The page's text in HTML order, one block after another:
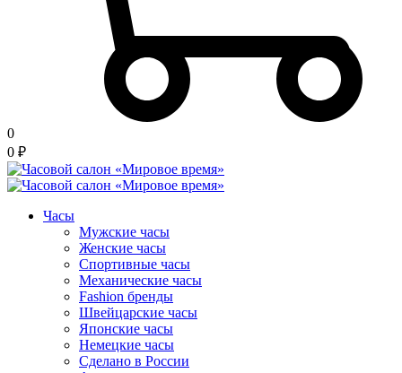
0
0 ₽
Часы
Мужские часы
Женские часы
Спортивные часы
Механические часы
Fashion бренды
Швейцарские часы
Японские часы
Немецкие часы
Сделано в России